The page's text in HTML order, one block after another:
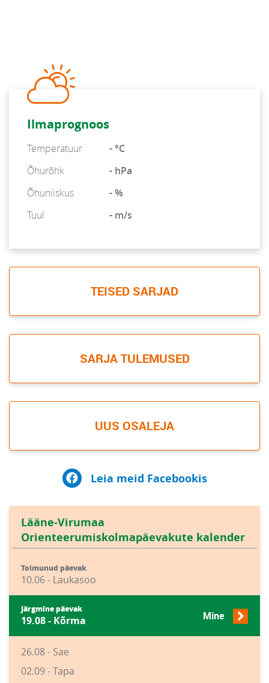
Ilmaprognoos
Temperatuur
- °C
Õhurõhk
- hPa
Õhuniiskus
- %
Tuul
- m/s
TEISED SARJAD
SARJA TULEMUSED
UUS OSALEJA
Leia meid Facebookis
Lääne-Virumaa
Orienteerumiskolmapäevakute kalender
Toimunud päevak
10.06 - Laukasoo
Järgmine päevak
19.08 - Kõrma Mine
26.08 - Sae
02.09 - Tapa